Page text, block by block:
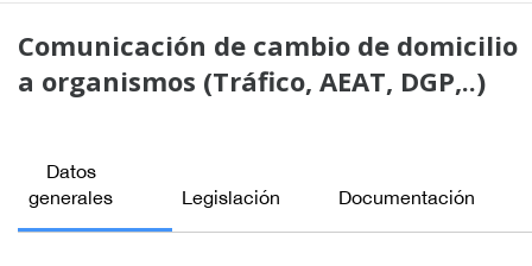
Comunicación de cambio de domicilio
a organismos (Tráfico, AEAT, DGP,..)
Datos
generales
Legislación Documentación